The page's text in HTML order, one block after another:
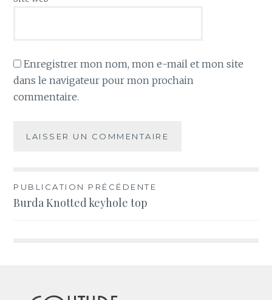
Enregistrer mon nom, mon e-mail et mon site
dans le navigateur pour mon prochain
commentaire.
Navigation
de
PUBLICATION PRÉCÉDENTE
Burda Knotted keyhole top